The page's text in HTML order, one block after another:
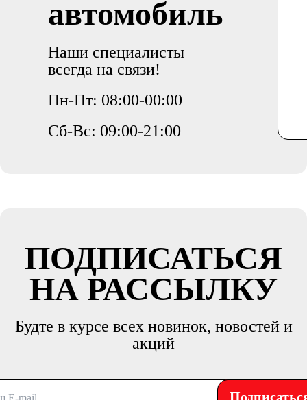
автомобиль
Наши специалисты
всегда на связи!
Пн-Пт: 08:00-00:00
Сб-Вс: 09:00-21:00
ПОДПИСАТЬСЯ
НА РАССЫЛКУ
Будте в курсе всех новинок, новостей и
акций